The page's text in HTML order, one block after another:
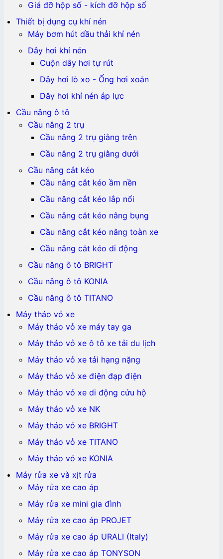
Giá đỡ hộp số - kích đỡ hộp số
Thiết bị dụng cụ khí nén
Máy bơm hút dầu thải khí nén
Dây hơi khí nén
Cuộn dây hơi tự rút
Dây hơi lò xo - Ống hơi xoắn
Dây hơi khí nén áp lực
Cầu nâng ô tô
Cầu nâng 2 trụ
Cầu nâng 2 trụ giằng trên
Cầu nâng 2 trụ giằng dưới
Cầu nâng cắt kéo
Cầu nâng cắt kéo ầm nền
Cầu nâng cắt kéo lắp nổi
Cầu nâng cắt kéo nâng bụng
Cầu nâng cắt kéo nâng toàn xe
Cầu nâng cắt kéo di động
Cầu nâng ô tô BRIGHT
Cầu nâng ô tô KONIA
Cầu nâng ô tô TITANO
Máy tháo vỏ xe
Máy tháo vỏ xe máy tay ga
Máy tháo vỏ xe ô tô xe tải du lịch
Máy tháo vỏ xe tải hạng nặng
Máy tháo vỏ xe điện đạp điện
Máy tháo vỏ xe di động cứu hộ
Máy tháo vỏ xe NK
Máy tháo vỏ xe BRIGHT
Máy tháo vỏ xe TITANO
Máy tháo vỏ xe KONIA
Máy rửa xe và xịt rửa
Máy rửa xe cao áp
Máy rửa xe mini gia đình
Máy rửa xe cao áp PROJET
Máy rửa xe cao áp URALI (Italy)
Máy rửa xe cao áp TONYSON